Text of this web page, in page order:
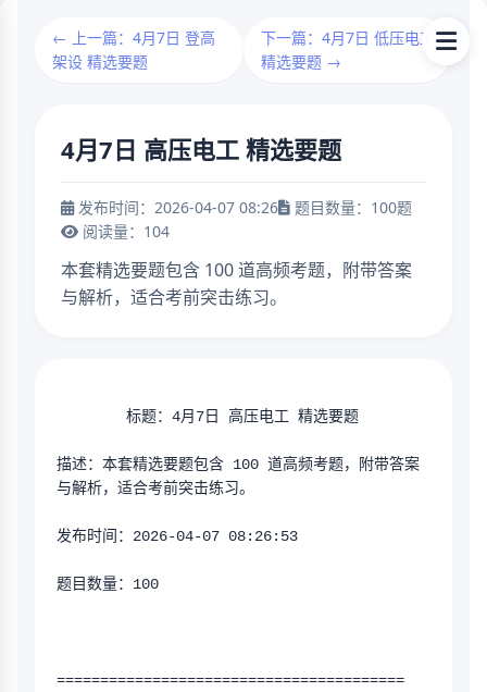
← 上一篇：4月7日 登高
架设 精选要题
下一篇：4月7日 低压电工
精选要题 →
4月7日 高压电工 精选要题
发布时间：2026-04-07 08:26
题目数量：100题
阅读量：104
本套精选要题包含 100 道高频考题，附带答案
与解析，适合考前突击练习。
        标题：4月7日 高压电工 精选要题
描述：本套精选要题包含 100 道高频考题，附带答案
与解析，适合考前突击练习。
发布时间：2026-04-07 08:26:53
题目数量：100
========================================